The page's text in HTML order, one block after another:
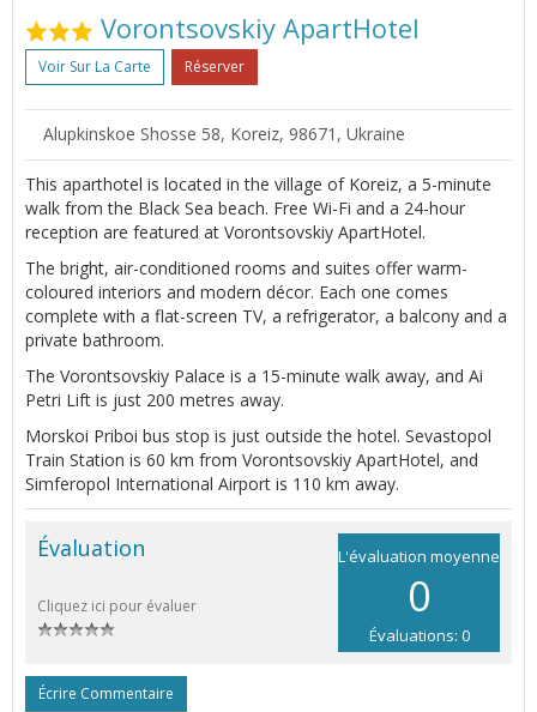
Vorontsovskiy ApartHotel
Voir Sur La Carte Réserver
Alupkinskoe Shosse 58, Koreiz, 98671, Ukraine
This aparthotel is located in the village of Koreiz, a 5-minute
walk from the Black Sea beach. Free Wi-Fi and a 24-hour
reception are featured at Vorontsovskiy ApartHotel.
The bright, air-conditioned rooms and suites offer warm-
coloured interiors and modern décor. Each one comes
complete with a flat-screen TV, a refrigerator, a balcony and a
private bathroom.
The Vorontsovskiy Palace is a 15-minute walk away, and Ai
Petri Lift is just 200 metres away.
Morskoi Priboi bus stop is just outside the hotel. Sevastopol
Train Station is 60 km from Vorontsovskiy ApartHotel, and
Simferopol International Airport is 110 km away.
L'évaluation moyenne
0
Évaluations: 0
Évaluation
Cliquez ici pour évaluer
Écrire Commentaire